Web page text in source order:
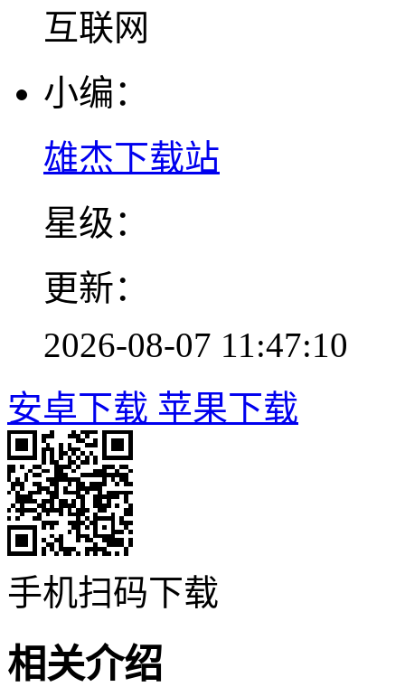
互联网
小编：
雄杰下载站
星级：
更新：
2026-08-07 11:47:10
安卓下载 苹果下载
手机扫码下载
相关介绍